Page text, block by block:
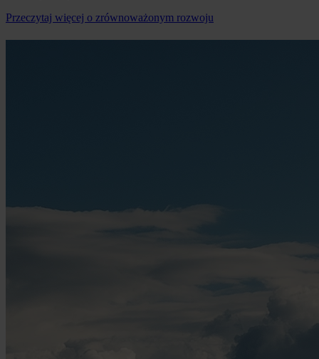
Przeczytaj więcej o zrównoważonym rozwoju